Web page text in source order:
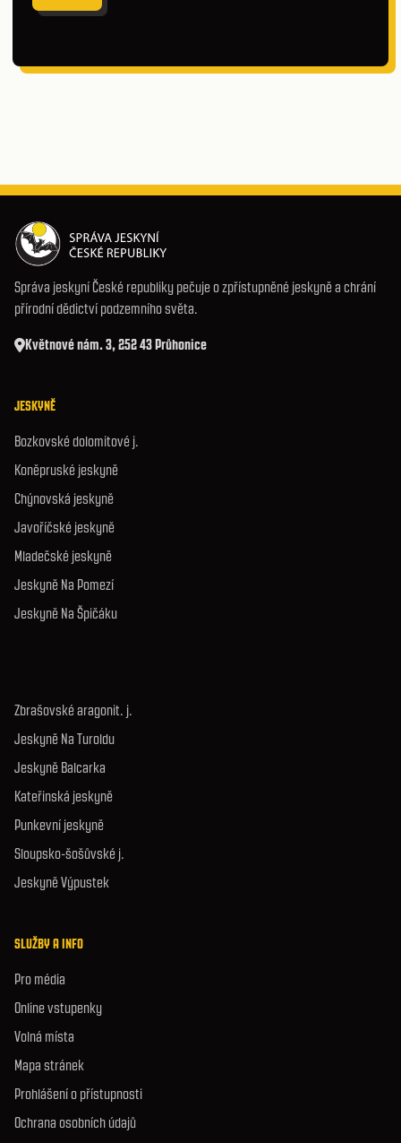
Správa jeskyní České republiky pečuje o zpřístupněné jeskyně a chrání
přírodní dědictví podzemního světa.
Květnové nám. 3, 252 43 Průhonice
JESKYNĚ
Bozkovské dolomitové j.
Koněpruské jeskyně
Chýnovská jeskyně
Javoříčské jeskyně
Mladečské jeskyně
Jeskyně Na Pomezí
Jeskyně Na Špičáku
Zbrašovské aragonit. j.
Jeskyně Na Turoldu
Jeskyně Balcarka
Kateřinská jeskyně
Punkevní jeskyně
Sloupsko-šošůvské j.
Jeskyně Výpustek
SLUŽBY A INFO
Pro média
Online vstupenky
Volná místa
Mapa stránek
Prohlášení o přístupnosti
Ochrana osobních údajů